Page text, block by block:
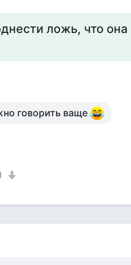
ложь, что она
говорить ваще